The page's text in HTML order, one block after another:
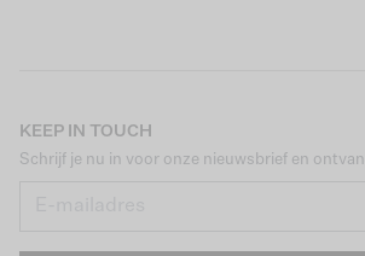
KEEP IN TOUCH
Schrijf je nu in voor onze nieuwsbrief en